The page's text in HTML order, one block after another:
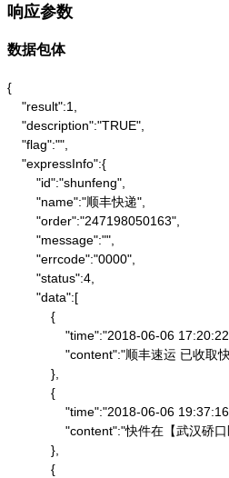
响应参数
数据包体
{
    "result":1,
    "description":"TRUE",
    "flag":"",
    "expressInfo":{
        "id":"shunfeng",
        "name":"顺丰快递",
        "order":"247198050163",
        "message":"",
        "errcode":"0000",
        "status":4,
        "data":[
            {
"time":"2018-06-06
"content":"顺丰速运 已收取
            },
            {
"time":"2018-06-06
"content":"快件在【武
            },
            {